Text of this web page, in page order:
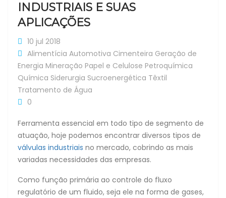
INDUSTRIAIS E SUAS
APLICAÇÕES
10 jul 2018
Alimentícia Automotiva Cimenteira Geração de
Energia Mineração Papel e Celulose Petroquímica
Química Siderurgia Sucroenergética Têxtil
Tratamento de Água
0
Ferramenta essencial em todo tipo de segmento de
atuação, hoje podemos encontrar diversos tipos de
válvulas industriais no mercado, cobrindo as mais
variadas necessidades das empresas.
Como função primária ao controle do fluxo
regulatório de um fluido, seja ele na forma de gases,